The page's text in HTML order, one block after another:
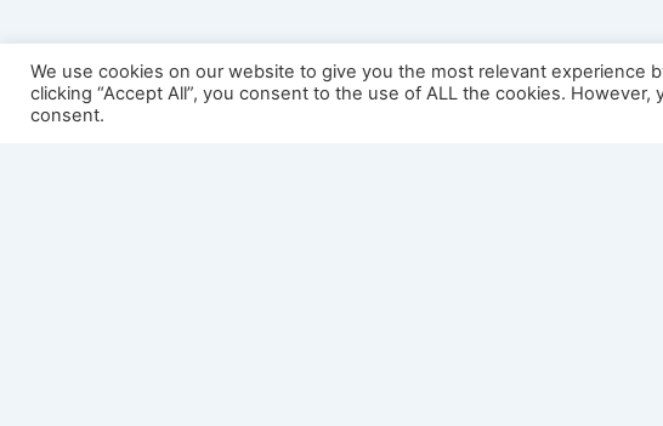
2501:
We use cookies on our website to give you the most relevant experience
clicking “Accept All”, you consent to the use of ALL the cookies.
consent.